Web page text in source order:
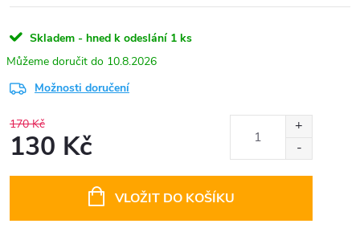
Skladem - hned k odeslání 1 ks
10.8.2026
Možnosti doručení
170 Kč
130 Kč
VLOŽIT DO KOŠÍKU